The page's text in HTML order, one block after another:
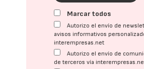
Marcar todos
Autorizo el envío de
avisos informativos
interempresas.net
Autorizo el envío de
de terceros vía